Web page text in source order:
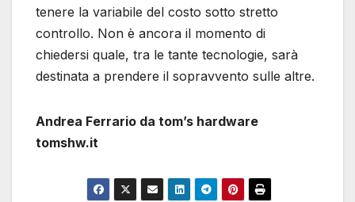
tenere la variabile del costo sotto stretto
controllo. Non è ancora il momento di
chiedersi quale, tra le tante tecnologie, sarà
destinata a prendere il sopravvento sulle altre.
Andrea Ferrario da tom’s hardware
tomshw.it